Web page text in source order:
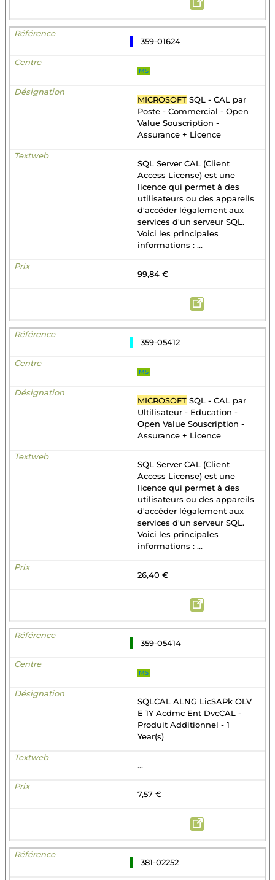
359-01624
MS
MICROSOFT SQL - CAL par
Poste - Commercial - Open
Value Souscription -
Assurance + Licence
SQL Server CAL (Client
Access License) est une
licence qui permet à des
utilisateurs ou des appareils
d'accéder légalement aux
services d'un serveur SQL.
Voici les principales
informations : ...
99,84 €
359-05412
MS
MICROSOFT SQL - CAL par
Ultilisateur - Education -
Open Value Souscription -
Assurance + Licence
SQL Server CAL (Client
Access License) est une
licence qui permet à des
utilisateurs ou des appareils
d'accéder légalement aux
services d'un serveur SQL.
Voici les principales
informations : ...
26,40 €
359-05414
MS
SQLCAL ALNG LicSAPk OLV
E 1Y Acdmc Ent DvcCAL -
Produit Additionnel - 1
Year(s)
...
7,57 €
381-02252